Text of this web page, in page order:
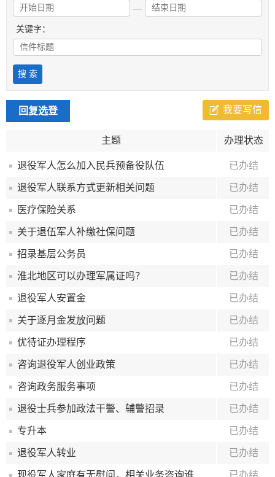
关键字：
回复选登 我要写信
主题 办理状态
退役军人怎么加入民兵预备役队伍 已办结
退役军人联系方式更新相关问题 已办结
医疗保险关系 已办结
关于退伍军人补缴社保问题 已办结
招录基层公务员 已办结
淮北地区可以办理军属证吗？ 已办结
退役军人安置金 已办结
关于逐月金发放问题 已办结
优待证办理程序 已办结
咨询退役军人创业政策 已办结
咨询政务服务事项 已办结
退役士兵参加政法干警、辅警招录 已办结
专升本 已办结
退役军人转业 已办结
现役军人家庭有无慰问，相关业务咨询谁 已办结